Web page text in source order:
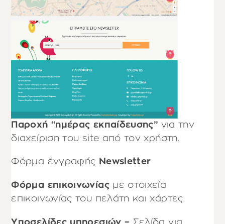
Παροχή “ημέρας εκπαίδευσης” για την
διαχείριση του site από τον χρήστη.
Φόρμα έγγραφής Newsletter
Φόρμα επικοινωνίαςμε στοιχεία
επικοινωνίας του πελάτη και χάρτες.